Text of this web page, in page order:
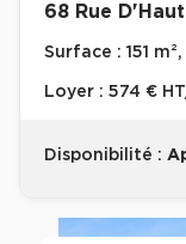
68 Rue
Surface : 151
Loyer : 574 €
Disponibilité :